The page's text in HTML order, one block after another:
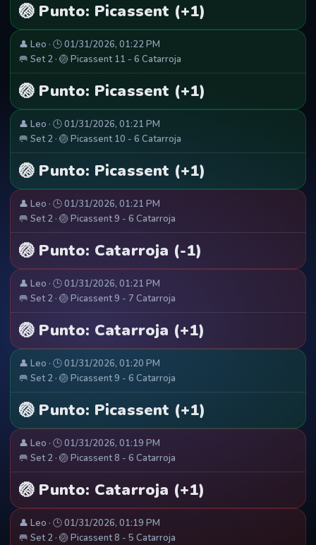
🏐 Punto: Picassent (+1)
👤 Leo · 🕒 01/31/2026, 01:22 PM
🥅 Set 2 · 🏐 Picassent 11 - 6 Catarroja
🏐 Punto: Picassent (+1)
👤 Leo · 🕒 01/31/2026, 01:21 PM
🥅 Set 2 · 🏐 Picassent 10 - 6 Catarroja
🏐 Punto: Picassent (+1)
👤 Leo · 🕒 01/31/2026, 01:21 PM
🥅 Set 2 · 🏐 Picassent 9 - 6 Catarroja
🏐 Punto: Catarroja (-1)
👤 Leo · 🕒 01/31/2026, 01:21 PM
🥅 Set 2 · 🏐 Picassent 9 - 7 Catarroja
🏐 Punto: Catarroja (+1)
👤 Leo · 🕒 01/31/2026, 01:20 PM
🥅 Set 2 · 🏐 Picassent 9 - 6 Catarroja
🏐 Punto: Picassent (+1)
👤 Leo · 🕒 01/31/2026, 01:19 PM
🥅 Set 2 · 🏐 Picassent 8 - 6 Catarroja
🏐 Punto: Catarroja (+1)
👤 Leo · 🕒 01/31/2026, 01:19 PM
🥅 Set 2 · 🏐 Picassent 8 - 5 Catarroja